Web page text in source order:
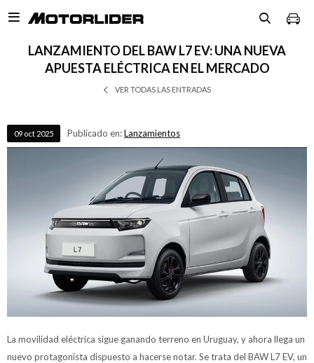

LANZAMIENTO DEL BAW L7 EV: UNA NUEVA
APUESTA ELÉCTRICA EN EL MERCADO
VER TODAS LAS ENTRADAS
09 oct 2025 Publicado en:Lanzamientos
La movilidad eléctrica sigue ganando terreno en Uruguay, y ahora llega un
nuevo protagonista dispuesto a hacerse notar. Se trata del BAW L7 EV, un